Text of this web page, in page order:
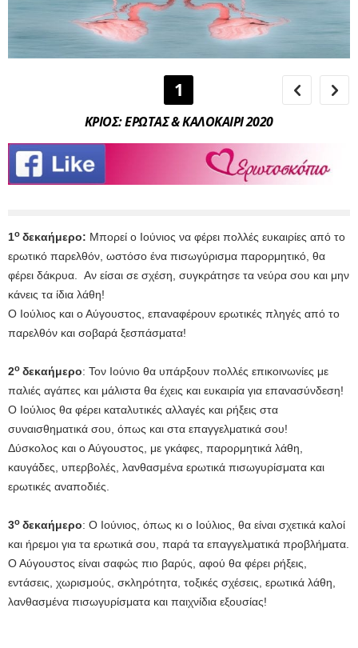
1
ΚΡΙΟΣ: ΕΡΩΤΑΣ & ΚΑΛΟΚΑΙΡΙ 2020
1ο δεκαήμερο: Μπορεί ο Ιούνιος να φέρει πολλές ευκαιρίες από το
ερωτικό παρελθόν, ωστόσο ένα πισωγύρισμα παρορμητικό, θα
φέρει δάκρυα. Αν είσαι σε σχέση, συγκράτησε τα νεύρα σου και μην
κάνεις τα ίδια λάθη!
Ο Ιούλιος και ο Αύγουστος, επαναφέρουν ερωτικές πληγές από το
παρελθόν και σοβαρά ξεσπάσματα!
2ο δεκαήμερο: Τον Ιούνιο θα υπάρξουν πολλές επικοινωνίες με
παλιές αγάπες και μάλιστα θα έχεις και ευκαιρία για επανασύνδεση!
Ο Ιούλιος θα φέρει καταλυτικές αλλαγές και ρήξεις στα
συναισθηματικά σου, όπως και στα επαγγελματικά σου!
Δύσκολος και ο Αύγουστος, με γκάφες, παρορμητικά λάθη,
καυγάδες, υπερβολές, λανθασμένα ερωτικά πισωγυρίσματα και
ερωτικές αναποδιές.
3ο δεκαήμερο: Ο Ιούνιος, όπως κι ο Ιούλιος, θα είναι σχετικά καλοί
και ήρεμοι για τα ερωτικά σου, παρά τα επαγγελματικά προβλήματα.
Ο Αύγουστος είναι σαφώς πιο βαρύς, αφού θα φέρει ρήξεις,
εντάσεις, χωρισμούς, σκληρότητα, τοξικές σχέσεις, ερωτικά λάθη,
λανθασμένα πισωγυρίσματα και παιχνίδια εξουσίας!